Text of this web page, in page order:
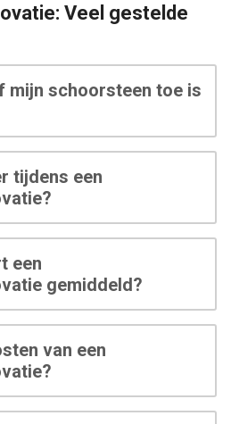
Veel gestelde
mijn schoorsteen toe is
tijdens een
een
gemiddeld?
van een